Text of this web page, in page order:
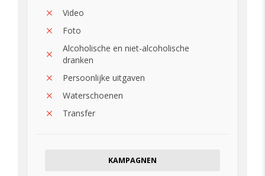
Video
Foto
Alcoholische en niet-alcoholische
dranken
Persoonlijke uitgaven
Waterschoenen
Transfer
KAMPAGNEN